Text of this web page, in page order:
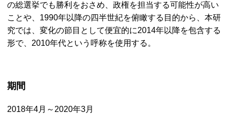
の総選挙でも勝利をおさめ、政権を担当する可能性が高い
ことや、1990年以降の四半世紀を俯瞰する目的から、本研
究では、変化の節目として便宜的に2014年以降を包含する
形で、2010年代という呼称を使用する。
期間
2018年4月～2020年3月